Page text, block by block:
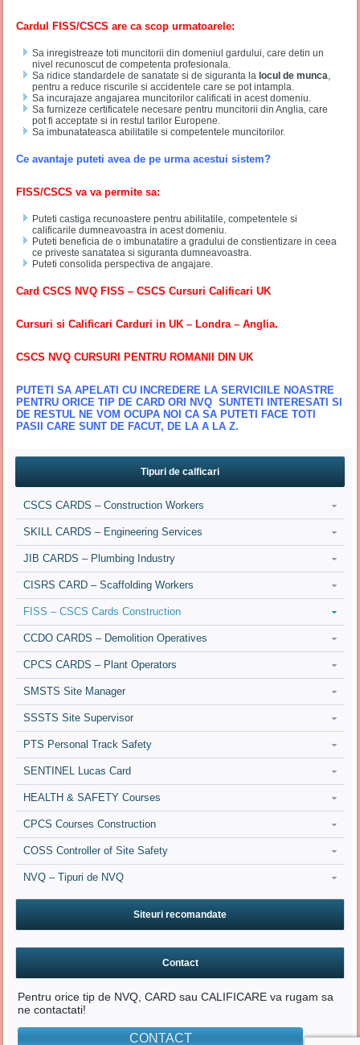
Cardul FISS/CSCS are ca scop urmatoarele:
Sa inregistreaze toti muncitorii din domeniul gardului, care detin un
nivel recunoscut de competenta profesionala.
Sa ridice standardele de sanatate si de siguranta lalocul de munca
pentru a reduce riscurile si accidentele care se pot intampla.
Sa incurajaze angajarea muncitorilor calificati in acest domeniu.
Sa furnizeze certificatele necesare pentru muncitorii din Anglia, care
pot fi acceptate si in restul tarilor Europene.
Sa imbunatateasca abilitatile si competentele muncitorilor.
Ce avantaje puteti avea de pe urma acestui sistem?
FISS/CSCS va va permite sa:
Puteti castiga recunoastere pentru abilitatile, competentele si
calificarile dumneavoastra in acest domeniu.
Puteti beneficia de o imbunatatire a gradului de constientizare in ceea
ce priveste sanatatea si siguranta dumneavoastra.
Puteti consolida perspectiva de angajare.
Card CSCS NVQ FISS – CSCS Cursuri Calificari UK
Cursuri si Calificari Carduri in UK – Londra – Anglia.
CSCS NVQ CURSURI PENTRU ROMANII DIN UK
PUTETI SA APELATI CU INCREDERE LA SERVICIILE NOASTRE
PENTRU ORICE TIP DE CARD ORI NVQ SUNTETI INTERESATI SI
DE RESTUL NE VOM OCUPA NOI CA SA PUTETI FACE TOTI
PASII CARE SUNT DE FACUT, DE LA A LA Z.
Tipuri de calficari
CSCS CARDS – Construction Workers
SKILL CARDS – Engineering Services
JIB CARDS – Plumbing Industry
CISRS CARD – Scaffolding Workers
FISS – CSCS Cards Construction
CCDO CARDS – Demolition Operatives
CPCS CARDS – Plant Operators
SMSTS Site Manager
SSSTS Site Supervisor
PTS Personal Track Safety
SENTINEL Lucas Card
HEALTH & SAFETY Courses
CPCS Courses Construction
COSS Controller of Site Safety
NVQ – Tipuri de NVQ
Siteuri recomandate
Contact
Pentru orice tip de NVQ, CARD sau CALIFICARE va rugam sa
ne contactati!
CONTACT